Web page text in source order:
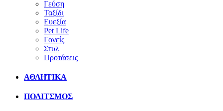
Γεύση
Ταξίδι
Ευεξία
Pet Life
Γονείς
Στυλ
Προτάσεις
ΑΘΛΗΤΙΚΑ
ΠΟΛΙΤΣΜΟΣ